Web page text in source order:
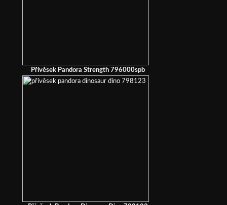
Přívěsek Pandora Strength 796000spb